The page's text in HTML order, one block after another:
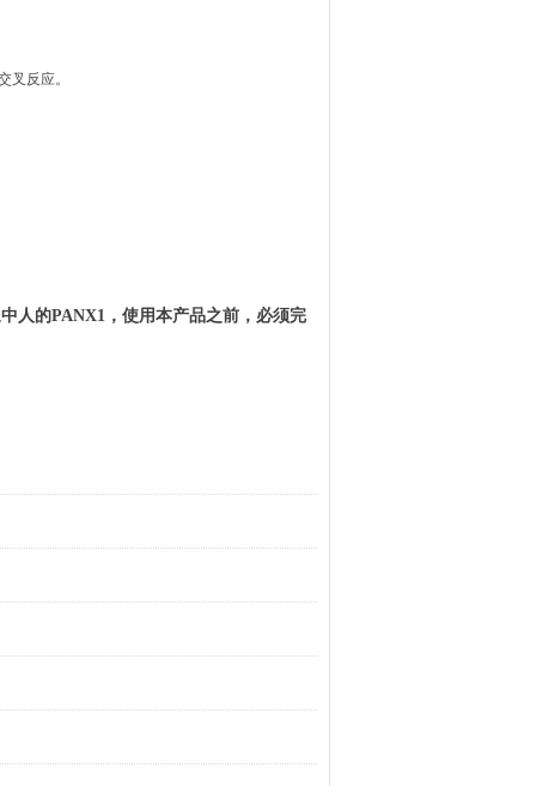
叉反应。
人的PANX1 ，使用本产品之前，必须完